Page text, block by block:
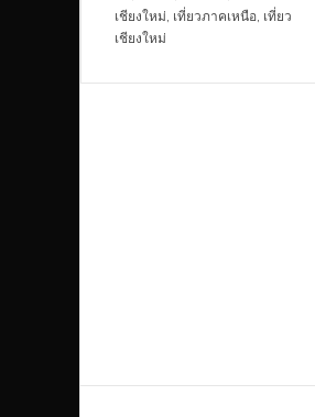
เชียงใหม่ เที่ยวภาคเหนือ เที่ยว
เชียงใหม่